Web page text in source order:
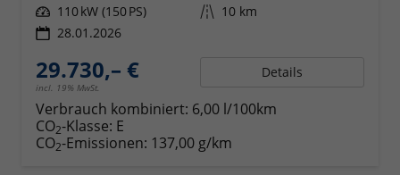
Leistung 110 kW (150 PS) Kilometerstand 10 km
28.01.2026
29.730,– €
incl. 19% MwSt.
Details
Verbrauch kombiniert: 6,00 l/100km
CO2-Klasse: E
CO2-Emissionen: 137,00 g/km